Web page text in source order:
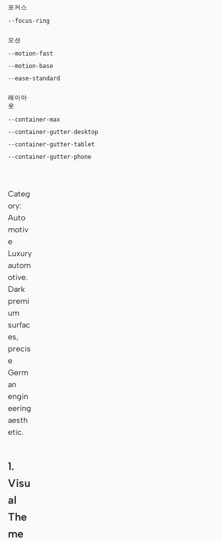
포커스
--focus-ring
모션
--motion-fast
--motion-base
--ease-standard
레이아
웃
--container-max
--container-gutter-desktop
--container-gutter-tablet
--container-gutter-phone
Categ
ory:
Auto
motiv
e
Luxury
autom
otive.
Dark
premi
um
surfac
es,
precis
e
Germ
an
engin
eering
aesth
etic.
1.
Visu
al
The
me